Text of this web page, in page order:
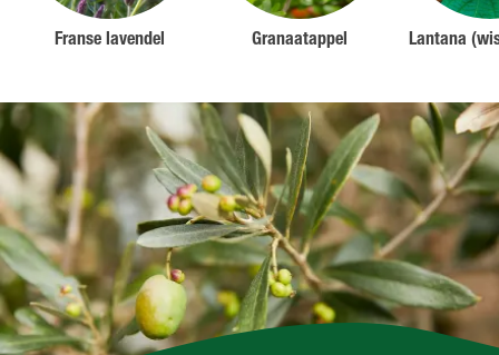
Franse lavendel Granaatappel Lantana